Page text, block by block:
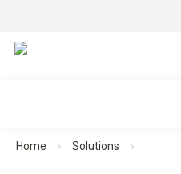
Home Solutions